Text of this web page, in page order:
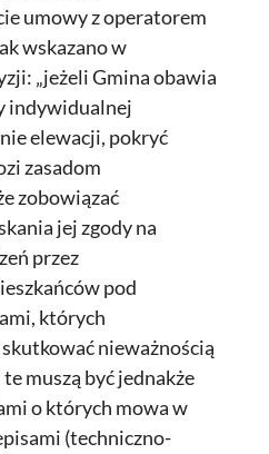
umowy z operatorem
wskazano w
„jeżeli Gmina obawia
indywidualnej
elewacji, pokryć
zasadom
zobowiązać
jej zgody na
przez
pod
których
nieważnością
muszą być jednakże
o których mowa w
(techniczno-